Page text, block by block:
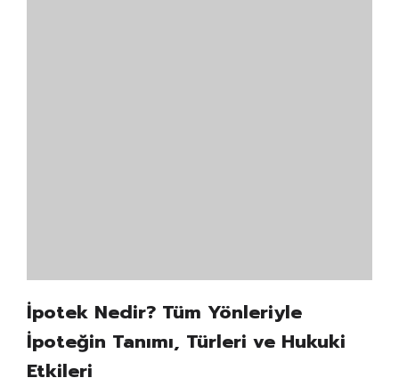
İpotek Nedir? Tüm Yönleriyle
İpoteğin Tanımı, Türleri ve Hukuki
Etkileri